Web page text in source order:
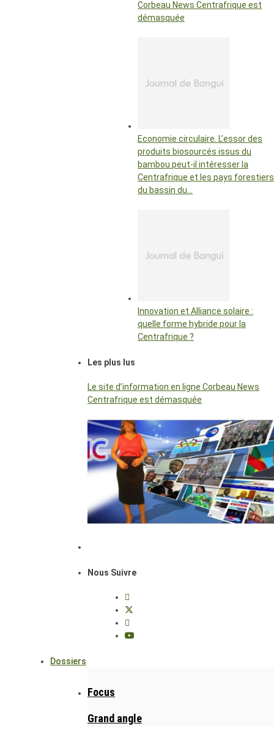
Corbeau News Centrafrique est
démasquée
Economie circulaire. L’essor des
produits biosourcés issus du
bambou peut-il intéresser la
Centrafrique et les pays forestiers
du bassin du…
Innovation et Alliance solaire :
quelle forme hybride pour la
Centrafrique ?
Les plus lus
Le site d’information en ligne Corbeau News
Centrafrique est démasquée
Nous Suivre
Dossiers
Focus
Grand angle